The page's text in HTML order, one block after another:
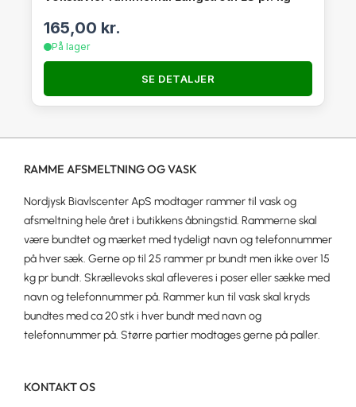
165,00 kr.
På lager
SE DETALJER
RAMME AFSMELTNING OG VASK
Nordjysk Biavlscenter ApS modtager rammer til vask og
afsmeltning hele året i butikkens åbningstid. Rammerne skal
være bundtet og mærket med tydeligt navn og telefonnummer
på hver sæk. Gerne op til 25 rammer pr bundt men ikke over 15
kg pr bundt. Skrællevoks skal afleveres i poser eller sække med
navn og telefonnummer på. Rammer kun til vask skal kryds
bundtes med ca 20 stk i hver bundt med navn og
telefonnummer på. Større partier modtages gerne på paller.
KONTAKT OS